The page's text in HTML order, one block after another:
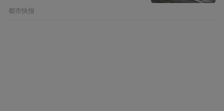
都市快报